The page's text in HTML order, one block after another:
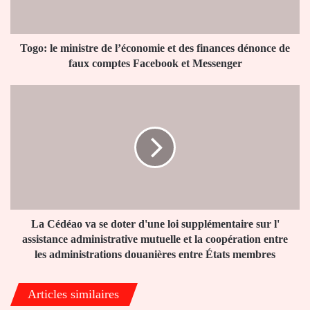
dénonce
Togo: le ministre de l’économie et des finances dénonce de
faux comptes Facebook et Messenger
sur
assistance
administrative
la
La Cédéao va se doter d'une loi supplémentaire sur l'
assistance administrative mutuelle et la coopération entre
les administrations douanières entre États membres
Articles similaires